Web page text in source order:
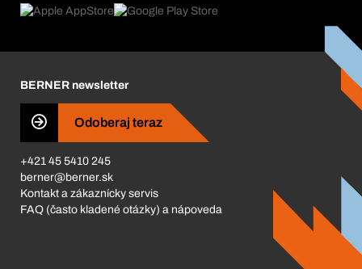
Produktový poradca
Čo nás poháňa
Business Conduct
BERNER newsletter
Odoberaj teraz
+421 45 5410 245
berner@berner.sk
Kontakt a zákaznícky servis
FAQ (často kladené otázky) a nápoveda